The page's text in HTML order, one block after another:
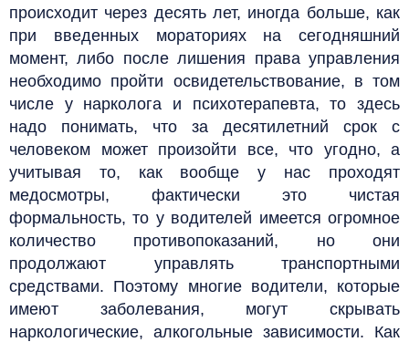
происходит через десять лет, иногда больше, как
при введенных мораториях на сегодняшний
момент, либо после лишения права управления
необходимо пройти освидетельствование, в том
числе у нарколога и психотерапевта, то здесь
надо понимать, что за десятилетний срок с
человеком может произойти все, что угодно, а
учитывая то, как вообще у нас проходят
медосмотры, фактически это чистая
формальность, то у водителей имеется огромное
количество противопоказаний, но они
продолжают управлять транспортными
средствами. Поэтому многие водители, которые
имеют заболевания, могут скрывать
наркологические, алкогольные зависимости. Как